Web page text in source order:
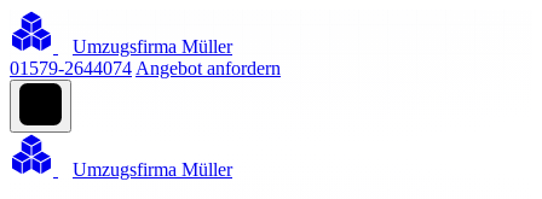
Umzugsfirma Müller
01579-2644074 Angebot anfordern
Umzugsfirma Müller